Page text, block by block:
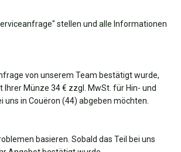
stellen und alle Informationen
von unserem Team bestätigt wurde,
Münze 34 € zzgl. MwSt. für Hin- und
in Couëron (44) abgeben möchten.
basieren. Sobald das Teil bei uns